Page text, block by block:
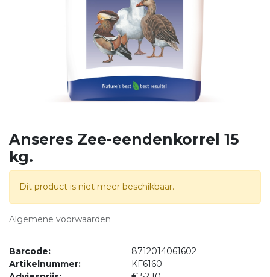
Anseres Zee-eendenkorrel 15
kg.
Dit product is niet meer beschikbaar.
Algemene voorwaarden
Barcode:
8712014061602
Artikelnummer:
KF6160